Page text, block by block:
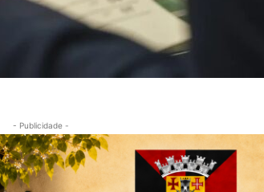
- Publicidade -